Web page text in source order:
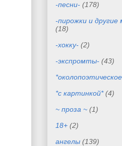
-песни- (178)
-пирожки и
(18)
-хокку- (2)
-экспромты- (43)
*с картинкой* (4)
~ проза ~ (1)
18+ (2)
ангелы (139)